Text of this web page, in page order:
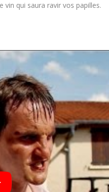
qui saura ravir vos papilles.